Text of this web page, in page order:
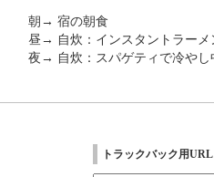
朝→ 宿の朝食
昼→ 自炊：インスタントラーメ
夜→ 自炊：スパゲティで冷やし
トラックバック用URL